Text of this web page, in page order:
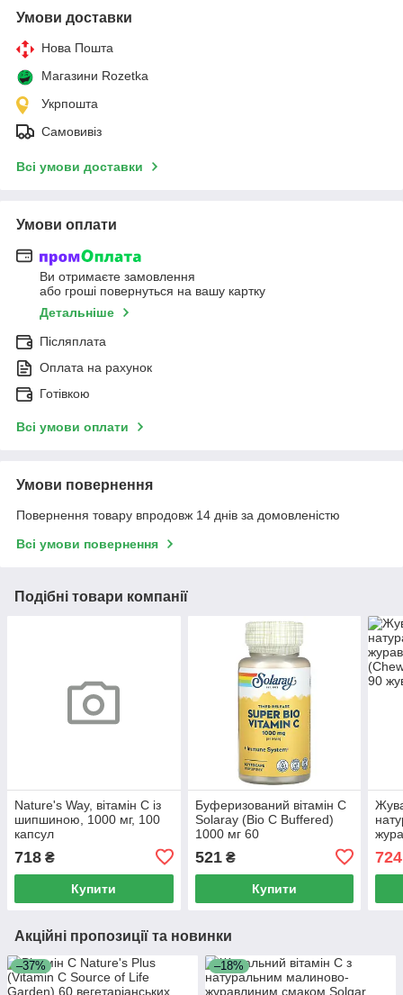
Умови доставки
Нова Пошта
Магазини Rozetka
Укрпошта
Самовивіз
Всі умови доставки
Умови оплати
Ви отримаєте замовлення
або гроші повернуться на вашу картку
Детальніше
Післяплата
Оплата на рахунок
Готівкою
Всі умови оплати
Умови повернення
Повернення товару впродовж 14 днів за домовленістю
Всі умови повернення
Подібні товари компанії
Nature's Way, вітамін C із
шипшиною, 1000 мг, 100
капсул
718 ₴
Купити
Буферизований вітамін С
Solaray (Bio C Buffered)
1000 мг 60
521₴
Купити
C)
Акційні пропозиції та новинки
–37% –18%